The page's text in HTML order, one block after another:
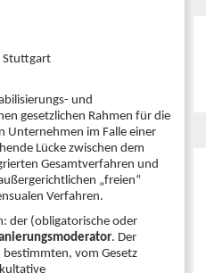
Stuttgart
und
gesetzlichen Rahmen für die
Unternehmen im Falle einer
Lücke zwischen dem
Gesamtverfahren und
„freien“
Verfahren.
der (obligatorische oder
. Der
bestimmten, vom Gesetz